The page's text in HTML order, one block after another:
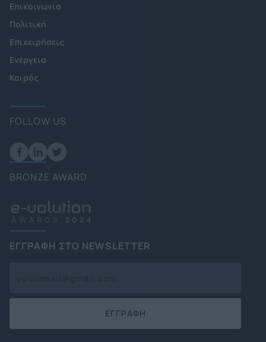
Επικοινωνία
Πολιτική
Επιχειρήσεις
Ενέργεια
Καιρός
FOLLOW US
BRONZE AWARD
ΕΓΓΡΑΦΗ ΣΤΟ NEWSLETTER
ΕΓΓΡΑΦΗ